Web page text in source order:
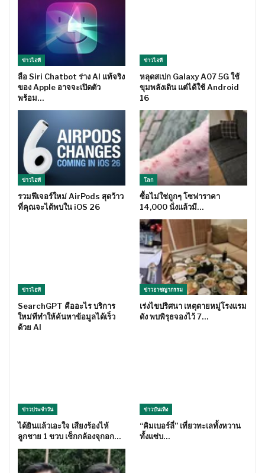
ข่าวไอที
ลือ Siri Chatbot ร่าง AI แท้จริง
ของ Apple อาจจะเปิดตัว
พร้อม…
ข่าวไอที
หลุดสเปก Galaxy A07 5G ใช้
ขุมพลังเดิน แต่ได้ใช้ Android
16
ข่าวไอที
รวมฟีเจอร์ใหม่ AirPods สุดว้าว
ที่คุณจะได้พบใน iOS 26
โลก
ซื้อไม่ใช่ถูกๆ โซฟาราคา
14,000 นั่งแล้วมี…
ข่าวไอที
SearchGPT คืออะไร บริการ
ใหม่ทีทำให้ค้นหาข้อมูลได้เร็ว
ด้วย AI
ข่าวอาชญากรรม
เร่งไขปริศนา เหตุตายหมู่โรงแรม
ดัง พบพิรุธจองไว้ 7…
ข่าวประจำวัน
ได้ยินแล้วเอะใจ เสียงร้องไห้
ลูกชาย 1 ขวบ เช็กกล้องจุกอก…
ข่าวบันเทิง
“คิมเบอร์ลี่” เที่ยวทะเลทั้งหวาน
ทั้งแซ่บ…